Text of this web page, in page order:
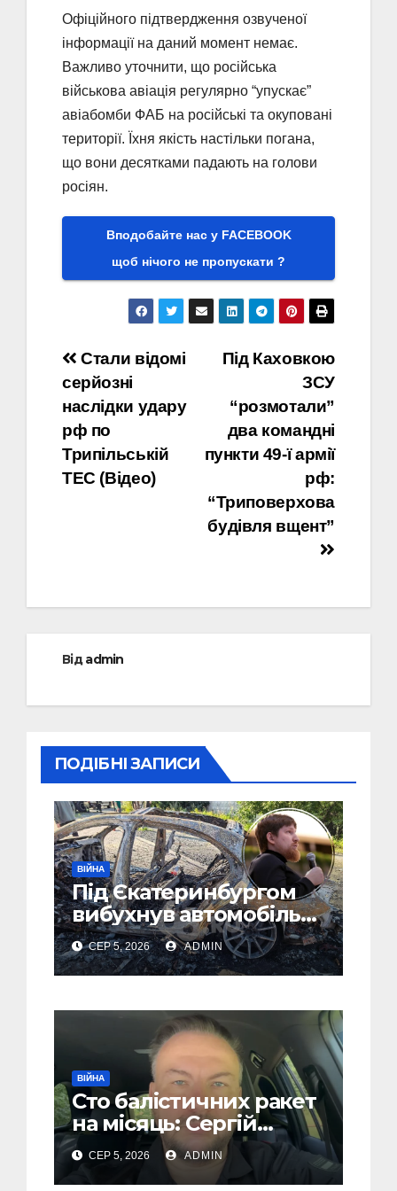
Офіційного підтвердження озвученої
інформації на даний момент немає.
Важливо уточнити, що російська
військова авіація регулярно “упускає”
авіабомби ФАБ на російські та окуповані
території. Їхня якість настільки погана,
що вони десятками падають на голови
росіян.
Вподобайте нас у FACEBOOK
щоб нічого не пропускати ?
Навігація
записів
Під Каховкою
ЗСУ
“розмотали”
два командні
пункти 49-ї армії
рф:
“Триповерхова
будівля вщент”
Стали відомі
серйозні
наслідки удару
рф по
Трипільській
ТЕС (Відео)
Відadmin
ПОДІБНІ ЗАПИСИ
ВІЙНА
Під Єкатеринбургом
вибухнув автомобіль
голови компанії-
виробника дронів
“Упир” – перші
СЕР 5, 2026 ADMIN
ВІЙНА
Сто балістичних ракет
на місяць: Сергій
“Флеш” закликав
українців готуватися
СЕР 5, 2026 ADMIN